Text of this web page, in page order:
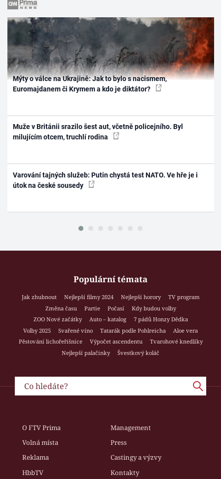
Mýty o válce na Ukrajině: Jak to bylo s nacismem,
Euromajdanem či Krymem a kdo je diktátor?
Muže v Británii srazilo šest aut, včetně policejního. Byl
milujícím otcem, truchlí rodina
Varování tajných služeb: Putin chystá test NATO. Ve hře je i
útok na české sousedy
Populární témata
Jak zhubnout Nejlepší filmy 2024 Nejlepší horory
TV program
Změna času
Partie Počasí
Kdy budou volby
ZOO Nové začátky
Auto – katalog
7 pádů Honzy Dědka
Volby 2025
Svařené víno Tatarák podle Pohlreicha
Aloe vera
Pěstování lichořeřišnice
Výpočet ascendentu
Tvarohové knedlíky
Nejlepší palačinky
Švestkový koláč
O FTV Prima
Management
Volná místa
Press
Reklama
Castingy a výzvy
HbbTV
Kontakty